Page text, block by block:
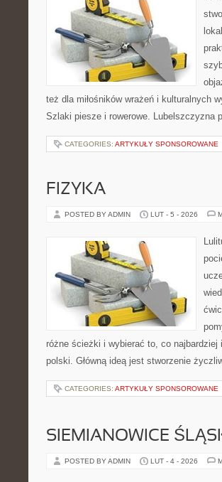
też dla miłośników wrażeń i kulturalnych
Szlaki piesze i rowerowe.
CATEGORIES: ARTYKUŁY SPONSOROWANE
FIZYKA
POSTED BY ADMIN LUT - 5 - 2026
różne ścieżki i wybierać to, co
polski. Główną ideą jest stworzenie
CATEGORIES: ARTYKUŁY SPONSOROWANE
SIEMIANOWICE
POSTED BY ADMIN LUT - 4 - 2026